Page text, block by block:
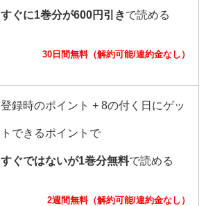
すぐに1巻分が600円引きで読める
30日間無料（解約可能/違約金なし）
登録時のポイント + 8の付く日にゲッ
トできるポイントで
すぐではないが1巻分無料で読める
2週間無料（解約可能/違約金なし）